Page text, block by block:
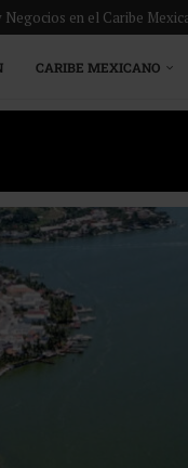
en el Caribe
CARIBE MEXICANO